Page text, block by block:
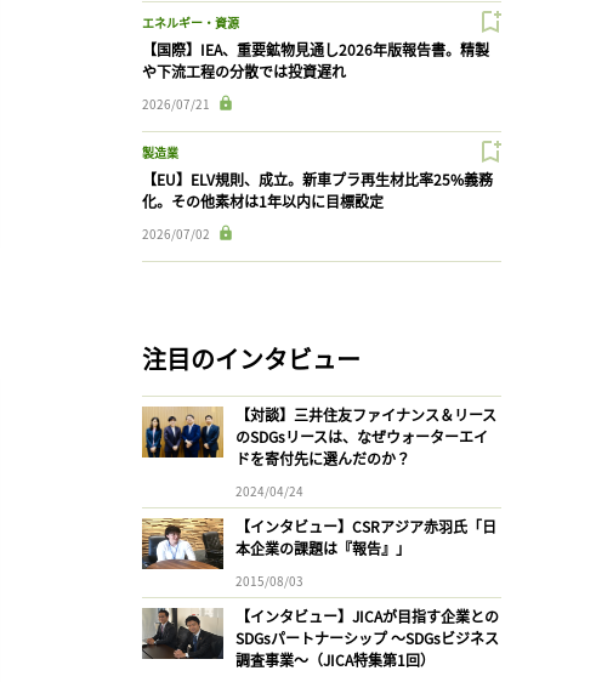
エネルギー・資源
【国際】IEA、重要鉱物見通し2026年版報告書。精製
や下流工程の分散では投資遅れ
2026/07/21
製造業
【EU】ELV規則、成立。新車プラ再生材比率25%義務
化。その他素材は1年以内に目標設定
2026/07/02
注目のインタビュー
【対談】三井住友ファイナンス＆リース
のSDGsリースは、なぜウォーターエイ
ドを寄付先に選んだのか？
2024/04/24
【インタビュー】CSRアジア赤羽氏「日
本企業の課題は『報告』」
2015/08/03
【インタビュー】JICAが目指す企業との
SDGsパートナーシップ 〜SDGsビジネス
調査事業〜（JICA特集第1回）